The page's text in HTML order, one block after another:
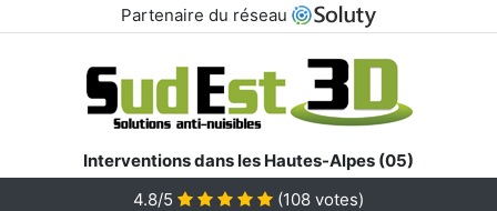
Partenaire du réseau
Interventions dans les Hautes-Alpes (05)
4.8/5
(108 votes)